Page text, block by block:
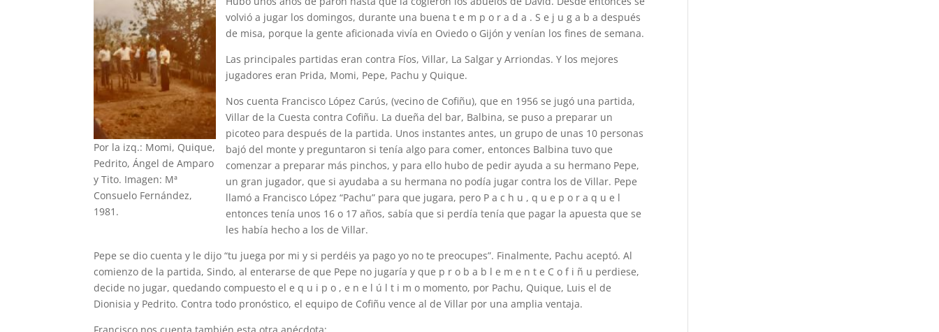
Por la izq.: Momi, Quique,
Pedrito, Ángel de Amparo
y Tito. Imagen: Mª
Consuelo Fernández,
1981.
volvió a jugar los domingos, durante una buena t e m p o r a d a . S e j u g a b a después
de misa, porque la gente aficionada vivía en Oviedo o Gijón y venían los fines de semana.
Las principales partidas eran contra Fíos, Villar, La Salgar y Arriondas. Y los mejores
jugadores eran Prida, Momi, Pepe, Pachu y Quique.
Nos cuenta Francisco López Carús, (vecino de Cofiñu), que en 1956 se jugó una partida,
Villar de la Cuesta contra Cofiñu. La dueña del bar, Balbina, se puso a preparar un
picoteo para después de la partida. Unos instantes antes, un grupo de unas 10 personas
bajó del monte y preguntaron si tenía algo para comer, entonces Balbina tuvo que
comenzar a preparar más pinchos, y para ello hubo de pedir ayuda a su hermano Pepe,
un gran jugador, que si ayudaba a su hermana no podía jugar contra los de Villar. Pepe
llamó a Francisco López “Pachu” para que jugara, pero P a c h u , q u e p o r a q u e l
entonces tenía unos 16 o 17 años, sabía que si perdía tenía que pagar la apuesta que se
les había hecho a los de Villar.
Pepe se dio cuenta y le dijo “tu juega por mi y si perdéis ya pago yo no te preocupes”. Finalmente, Pachu aceptó. Al
comienzo de la partida, Sindo, al enterarse de que Pepe no jugaría y que p r o b a b l e m e n t e C o f i ñ u perdiese,
decide no jugar, quedando compuesto el e q u i p o , e n e l ú l t i m o momento, por Pachu, Quique, Luis el de
Dionisia y Pedrito. Contra todo pronóstico, el equipo de Cofiñu vence al de Villar por una amplia ventaja.